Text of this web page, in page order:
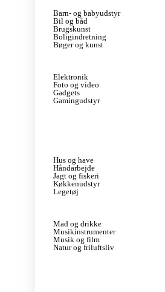
Barn- og babyudstyr
Bil og båd
Brugskunst
Boligindretning
Bøger og kunst
Elektronik
Foto og video
Gadgets
Gamingudstyr
Hus og have
Håndarbejde
Jagt og fiskeri
Køkkenudstyr
Legetøj
Mad og drikke
Musikinstrumenter
Musik og film
Natur og friluftsliv